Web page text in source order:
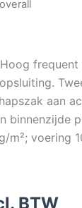
aan
binnenzijde
m²; voering
BTW